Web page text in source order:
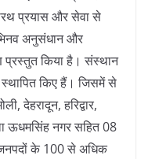
प्रयास और सेवा से
अनुसंधान और
प्रस्तुत किया है। संस्थान
किए हैं। जिसमें से
देहरादून, हरिद्वार,
ऊधमसिंह नगर सहित 08
के 100 से अधिक